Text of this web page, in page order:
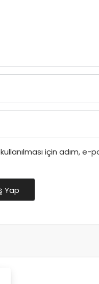
için adım,
Yap